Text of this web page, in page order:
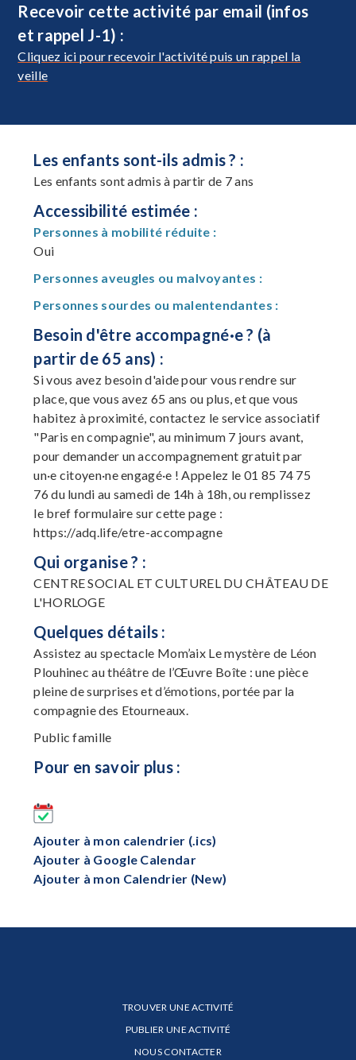
Recevoir cette activité par email (infos
et rappel J-1) :
Cliquez ici pour recevoir l'activité puis un rappel la
veille
Les enfants sont-ils admis ? :
Les enfants sont admis à partir de 7 ans
Accessibilité estimée :
Personnes à mobilité réduite :
Oui
Personnes aveugles ou malvoyantes :
Personnes sourdes ou malentendantes :
Besoin d'être accompagné·e ? (à
partir de 65 ans) :
Si vous avez besoin d'aide pour vous rendre sur
place, que vous avez 65 ans ou plus, et que vous
habitez à proximité, contactez le service associatif
"Paris en compagnie", au minimum 7 jours avant,
pour demander un accompagnement gratuit par
un·e citoyen·ne engagé·e ! Appelez le 01 85 74 75
76 du lundi au samedi de 14h à 18h, ou remplissez
le bref formulaire sur cette page :
https://adq.life/etre-accompagne
Qui organise ? :
CENTRE SOCIAL ET CULTUREL DU CHÂTEAU DE
L'HORLOGE
Quelques détails :
Assistez au spectacle Mom’aix Le mystère de Léon
Plouhinec au théâtre de l’Œuvre Boîte : une pièce
pleine de surprises et d’émotions, portée par la
compagnie des Etourneaux.
Public famille
Pour en savoir plus :
Ajouter à mon calendrier (.ics)
Ajouter à Google Calendar
Ajouter à mon Calendrier (New)
TROUVER UNE ACTIVITÉ
PUBLIER UNE ACTIVITÉ
NOUS CONTACTER